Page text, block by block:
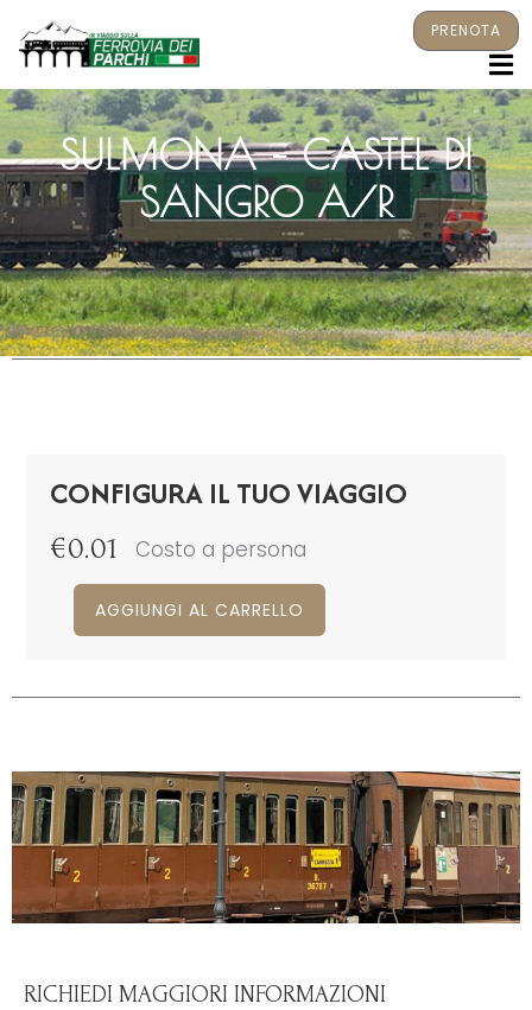
PRENOTA
SULMONA – CASTEL DI
SANGRO A/R
CONFIGURA IL TUO VIAGGIO
€0.01 Costo a persona
AGGIUNGI AL CARRELLO
RICHIEDI MAGGIORI INFORMAZIONI